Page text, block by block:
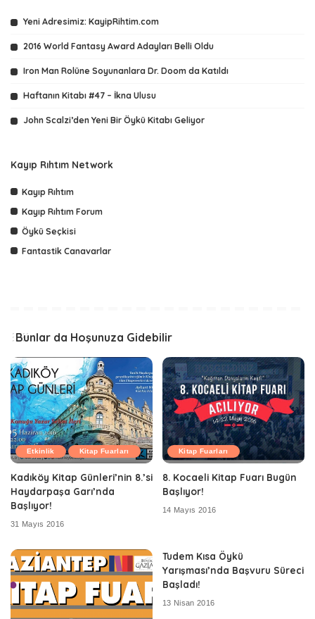
Yeni Adresimiz: KayipRihtim.com
2016 World Fantasy Award Adayları Belli Oldu
Iron Man Rolüne Soyunanlara Dr. Doom da Katıldı
Haftanın Kitabı #47 – İkna Ulusu
John Scalzi’den Yeni Bir Öykü Kitabı Geliyor
Kayıp Rıhtım Network
Kayıp Rıhtım
Kayıp Rıhtım Forum
Öykü Seçkisi
Fantastik Canavarlar
Bunlar da Hoşunuza Gidebilir
Etkinlik Kitap Fuarları
Kadıköy Kitap Günleri’nin 8.’si
Haydarpaşa Garı’nda
Başlıyor!
31 Mayıs 2016
Kitap Fuarları
8. Kocaeli Kitap Fuarı Bugün
Başlıyor!
14 Mayıs 2016
Tudem Kısa Öykü
Yarışması’nda Başvuru Süreci
Başladı!
13 Nisan 2016